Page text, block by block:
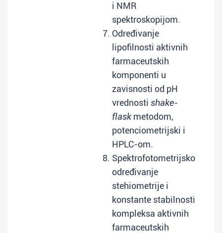
i NMR
spektroskopijom.
Određivanje
lipofilnosti aktivnih
farmaceutskih
komponenti u
zavisnosti od pH
vrednosti shake-
flaskmetodom,
potenciometrijski i
HPLC-om.
Spektrofotometrijsko
određivanje
stehiometrije i
konstante stabilnosti
kompleksa aktivnih
farmaceutskih